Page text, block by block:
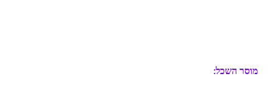
מוסר השכל: